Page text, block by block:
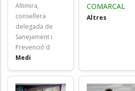
Altimira,
consellera
delegada de
Sanejament i
Prevenció d
Medi
COMARCAL
Altres